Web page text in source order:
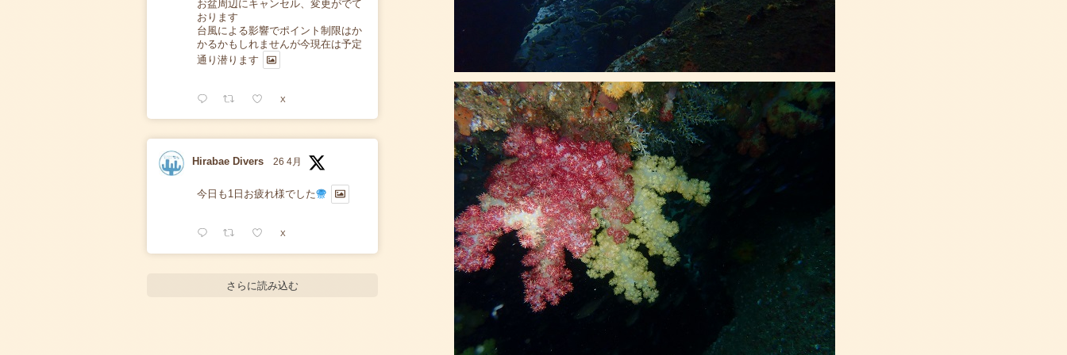
お盆周辺にキャンセル、変更がでて
おります
台風による影響でポイント制限はか
かるかもしれませんが今現在は予定
通り潜ります
X
Hirabae Divers 26 4月
今日も1日お疲れ様でした
X
さらに読み込む